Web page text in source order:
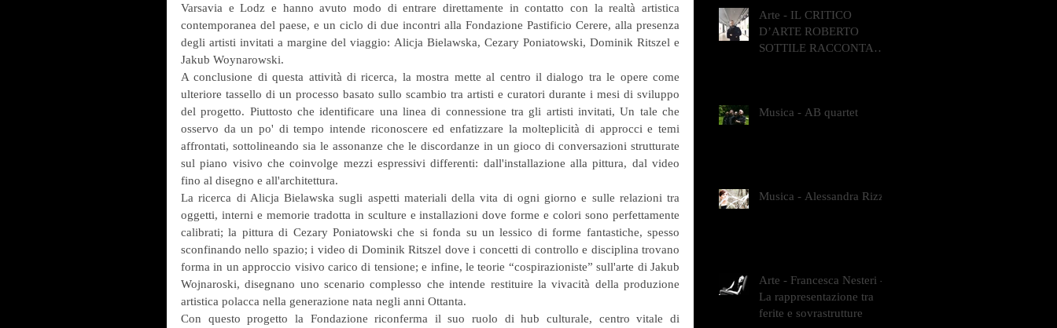
Varsavia e Lodz e hanno avuto modo di entrare direttamente in contatto con la realtà artistica
contemporanea del paese, e un ciclo di due incontri alla Fondazione Pastificio Cerere, alla presenza
degli artisti invitati a margine del viaggio: Alicja Bielawska, Cezary Poniatowski, Dominik Ritszel e
Jakub Woynarowski.
A conclusione di questa attività di ricerca, la mostra mette al centro il dialogo tra le opere come
ulteriore tassello di un processo basato sullo scambio tra artisti e curatori durante i mesi di sviluppo
del progetto. Piuttosto che identificare una linea di connessione tra gli artisti invitati, Un tale che
osservo da un po' di tempo intende riconoscere ed enfatizzare la molteplicità di approcci e temi
affrontati, sottolineando sia le assonanze che le discordanze in un gioco di conversazioni strutturate
sul piano visivo che coinvolge mezzi espressivi differenti: dall'installazione alla pittura, dal video
fino al disegno e all'architettura.
La ricerca di Alicja Bielawska sugli aspetti materiali della vita di ogni giorno e sulle relazioni tra
oggetti, interni e memorie tradotta in sculture e installazioni dove forme e colori sono perfettamente
calibrati; la pittura di Cezary Poniatowski che si fonda su un lessico di forme fantastiche, spesso
sconfinando nello spazio; i video di Dominik Ritszel dove i concetti di controllo e disciplina trovano
forma in un approccio visivo carico di tensione; e infine, le teorie “cospirazioniste” sull'arte di Jakub
Wojnaroski, disegnano uno scenario complesso che intende restituire la vivacità della produzione
artistica polacca nella generazione nata negli anni Ottanta.
Con questo progetto la Fondazione riconferma il suo ruolo di hub culturale, centro vitale di
Arte - IL CRITICO
D’ARTE ROBERTO
SOTTILE RACCONTA
Musica - AB quartet
Musica - Alessandra Rizzo
Arte - Francesca Nesteri -
La rappresentazione tra
ferite e sovrastrutture